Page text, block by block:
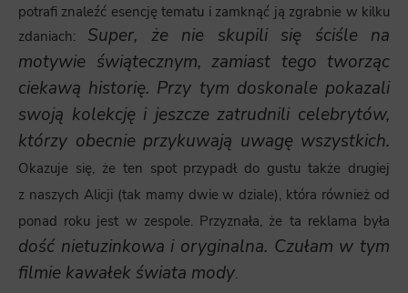
potrafi znaleźć esencję tematu i zamknąć ją zgrabnie w kilku
zdaniach: Super, że nie skupili się ściśle na
motywie świątecznym, zamiast tego tworząc
ciekawą historię. Przy tym doskonale pokazali
swoją kolekcję i jeszcze zatrudnili celebrytów,
którzy obecnie przykuwają uwagę wszystkich.
Okazuje się, że ten spot przypadł do gustu także drugiej
z naszych Alicji (tak mamy dwie w dziale), która również od
ponad roku jest w zespole. Przyznała, że ta reklama była
dość nietuzinkowa i oryginalna. Czułam w tym
filmie kawałek świata mody.